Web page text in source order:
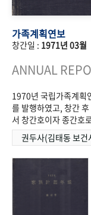
가족계획연보
창간일 : 1971년 03월
ANNUAL
1970년 국립가족계획
를 발행하였고, 창간
서 창간호이자 종간호
권두사(김태동 보건